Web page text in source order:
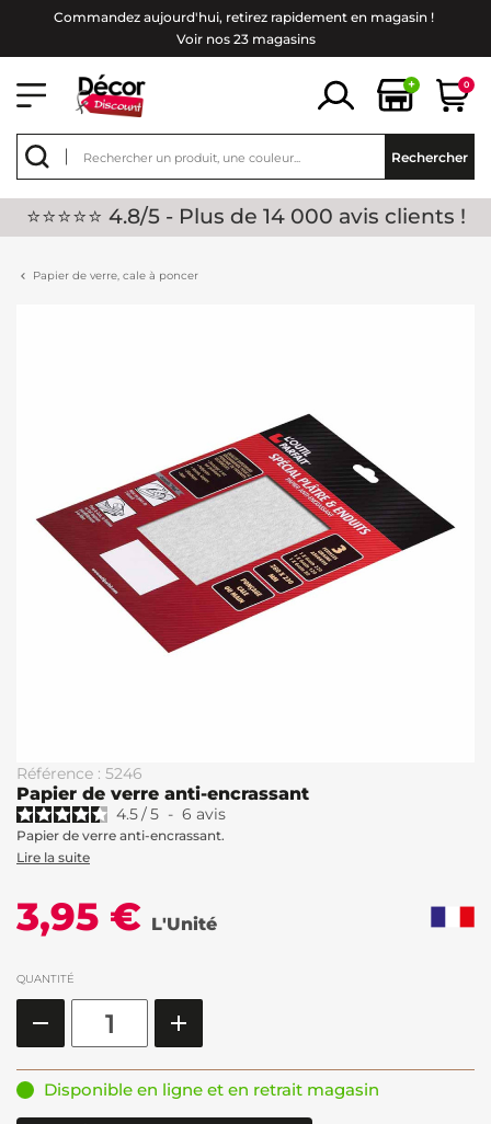
Commandez aujourd'hui, retirez rapidement en magasin !
Voir nos 23 magasins
+ 0
Rechercher
⭐⭐⭐⭐⭐ 4.8/5 - Plus de 14 000 avis clients !
Papier de verre, cale à poncer
Référence : 5246
Papier de verre anti-encrassant
4.5/5 - 6 avis
Papier de verre anti-encrassant.
Lire la suite
3,95 € L'Unité
QUANTITÉ
Disponible en ligne et en retrait magasin